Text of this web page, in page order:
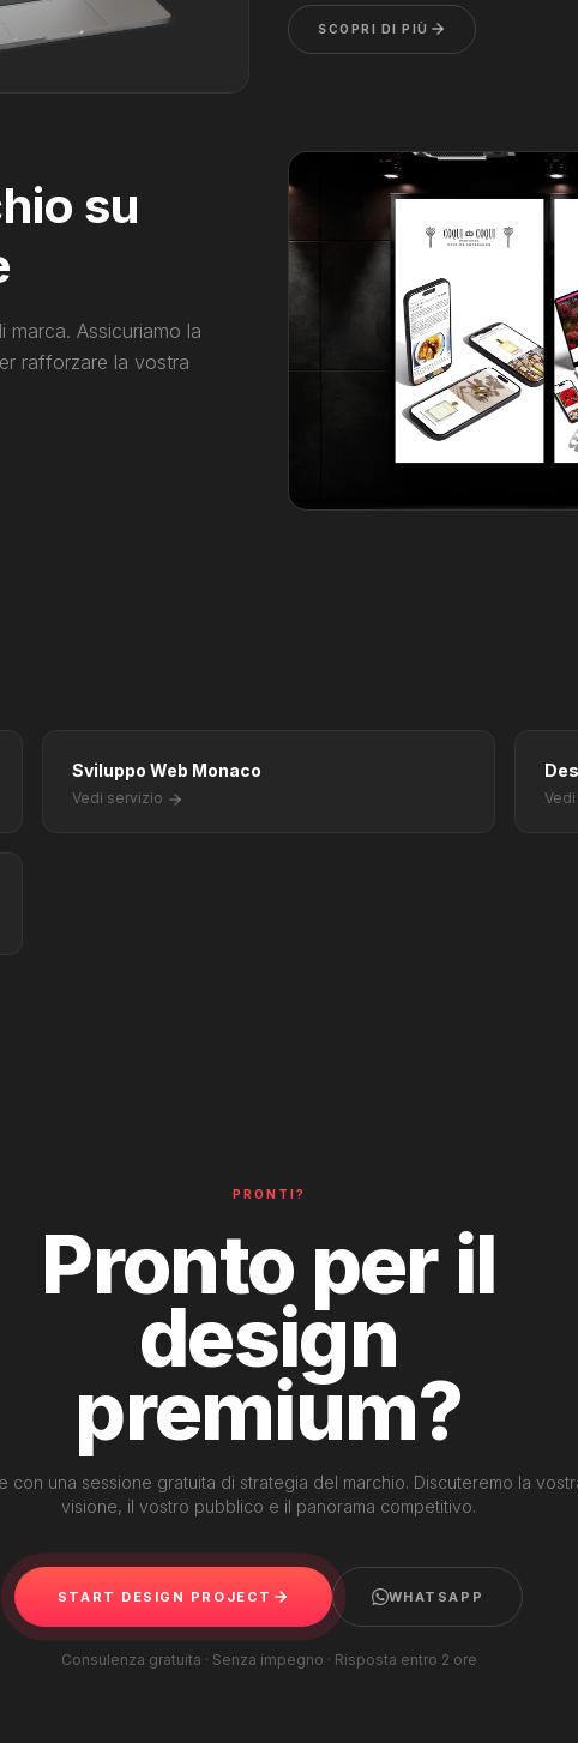
SCOPRI DI PIÙ
su
Assicuriamo la
rafforzare la vostra
Sviluppo Web Monaco
Vedi servizio
PRONTI?
Pronto per il
design
premium?
con una sessione gratuita di strategia del marchio. Discuteremo la
visione, il vostro pubblico e il panorama competitivo.
START DESIGN PROJECT WHATSAPP
Consulenza gratuita · Senza impegno · Risposta entro 2 ore